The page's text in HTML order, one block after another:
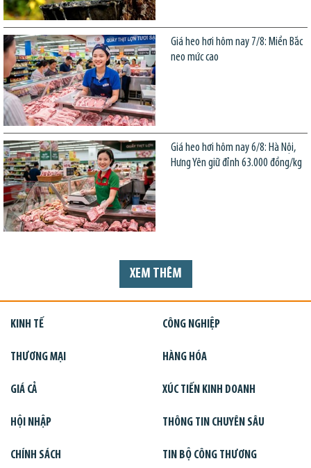
Giá heo hơi hôm nay 7/8: Miền Bắc
neo mức cao
Giá heo hơi hôm nay 6/8: Hà Nội,
Hưng Yên giữ đỉnh 63.000 đồng/kg
XEM THÊM
KINH TẾ CÔNG NGHIỆP
THƯƠNG MẠI HÀNG HÓA
GIÁ CẢ XÚC TIẾN KINH DOANH
HỘI NHẬP THÔNG TIN CHUYÊN SÂU
CHÍNH SÁCH TIN BỘ CÔNG THƯƠNG